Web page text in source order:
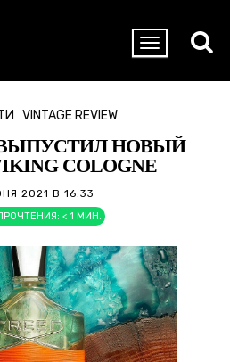
VINTAGE REVIEW
ВЫПУСТИЛ НОВЫЙ
COLOGNE
2021 В 16:33
< 1 МИН.